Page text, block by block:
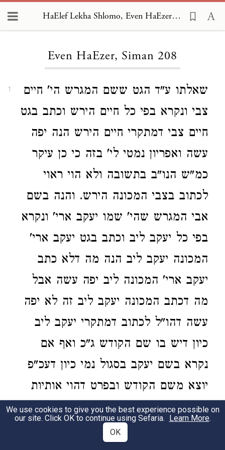
HaElef Lekha Shlomo, Even HaEzer 208
Even HaEzer, Siman 208
1
שאלתו ע"ד הגט ששם המגרש הי' חיים
צבי ונקרא בפי כל חיים הירש וכתב בגט
חיים צבי דמתקרי חיים הירש הנה יפה
עשה ואפריון נמטי לי' בזה כי כן עיקר
כמ"ש הנו"ב בתשובה ולא הוי ראוי
לכתוב בצבי המכונה הירש. והנה בשם
אבי המגרש שהי' שמו יעקב ארי' ונקרא
בפי כל יעקב ליב וכתב בגט יעקב ארי'
המכונה יעקב ליב הנה מה דלא כתב
יעקב ארי' המכונה ליב יפה עשה אבל
מה דכתב המכונה יעקב ליב זה לא יפה
עשה דהו"ל לכתוב דמתקרי יעקב ליב
כיון דיש בו שם הקודש ג"כ ואף אם
נקרא בשם יעקב בסגול נמי כיון דעכ"פ
יוצא משם הקודש ובפרט דהוי אותיות
שוין ודאי שייך בו דמתקרי ולא המכונה
מיהו בדיעבד כשר אם כתב המכונה חדא
We use cookies to give you the best experience possible on
our site. Click OK to continue using Sefaria. Learn More.
OK